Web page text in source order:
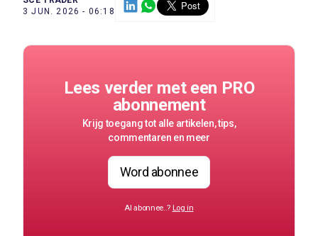
3 JUN. 2026 - 06:18
Lees verder met een PRO
abonnement
Krijg toegang tot alle artikelen, tips,
commentaren en meer
Word abonnee
Al abonnee..? Log in